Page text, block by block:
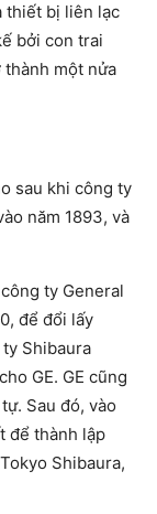
thiết bị liên lạc
bởi con trai
thành một nửa
sau khi công ty
năm 1893, và
ty General
để đổi lấy
Shibaura
GE. GE cũng
Sau đó, vào
để thành lập
Shibaura,